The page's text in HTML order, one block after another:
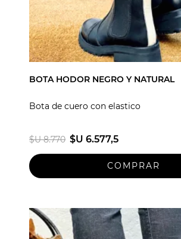
BOTA HODOR NEGRO Y NATURAL
Bota de cuero con elastico
$U 8.770 $U 6.577,5